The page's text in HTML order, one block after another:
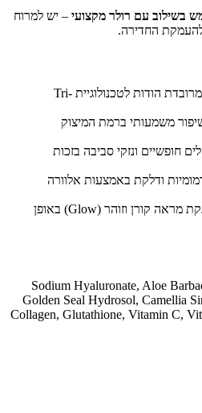
בשילוב עם רולר מקצועי – יש למרוח
החדירה.
לחות רב-שכבתי עמוקה ומרובדת הודות לטכנולוגיית Tri-
משמעותי ברמת המיצוק
חופשיים ונזקי סביבה בזכות
ודלקת באמצעות אלוורה
החלקת מרקם העור והענקת מראה קורן וזוהר (Glow) באופן
Sodium Hyaluronate, Aloe
Golden Seal Hydrosol, Camellia
Collagen, Glutathione, Vitamin C,